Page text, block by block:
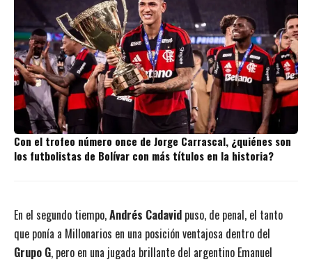
Con el trofeo número once de Jorge Carrascal, ¿quiénes son
los futbolistas de Bolívar con más títulos en la historia?
En el segundo tiempo,Andrés Cadavid puso, de penal, el tanto
que ponía a Millonarios en una posición ventajosa dentro del
Grupo G, pero en una jugada brillante del argentino Emanuel